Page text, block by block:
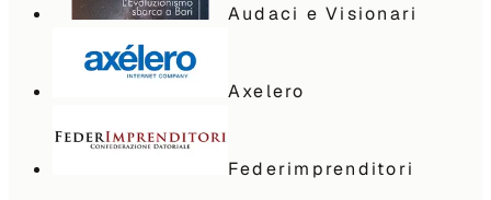
Audaci e Visionari
Axelero
Federimprenditori